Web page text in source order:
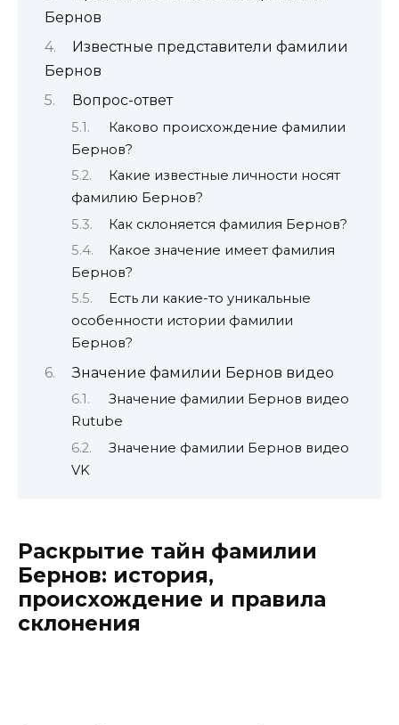
Бернов
Известные представители фамилии
Бернов
Вопрос-ответ
Каково происхождение фамилии
Бернов?
Какие известные личности носят
фамилию Бернов?
Как склоняется фамилия Бернов?
Какое значение имеет фамилия
Бернов?
Есть ли какие-то уникальные
особенности истории фамилии
Бернов?
Значение фамилии Бернов видео
Значение фамилии Бернов видео
Rutube
Значение фамилии Бернов видео
VK
Раскрытие тайн фамилии
Бернов: история,
происхождение и правила
склонения